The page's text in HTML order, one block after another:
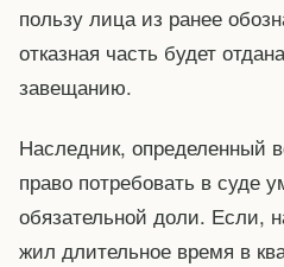
пользу лица из ранее
отказная часть будет
завещанию.
Наследник, определенный
право потребовать в суде
обязательной доли. Если,
жил длительное время в